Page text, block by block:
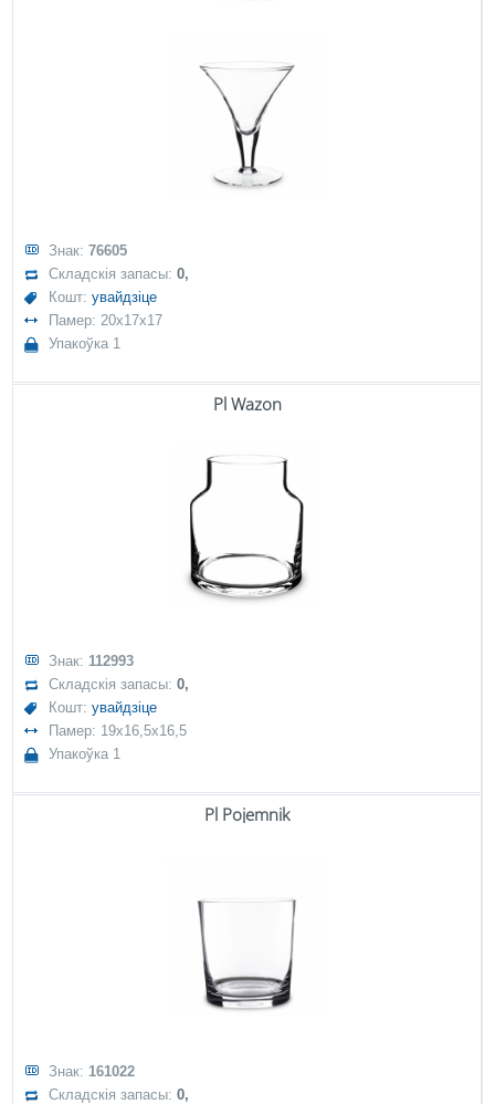
Знак:76605
Складскія запасы:0,
Кошт:увайдзіце
Памер: 20x17x17
Упакоўка 1
Pl Wazon
Знак: 112993
Складскія запасы:0,
Кошт:увайдзіце
Памер: 19x16,5x16,5
Упакоўка 1
Pl Pojemnik
Знак: 161022
Складскія запасы:0,